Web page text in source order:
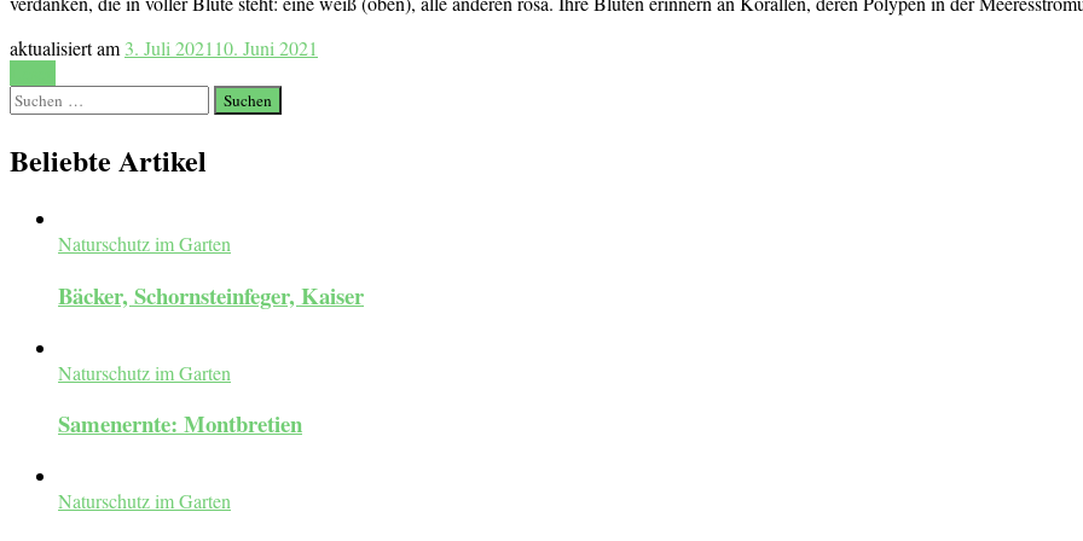
aktualisiert am3. Juli 202110. Juni 2021
Suchen
nach:
Beliebte Artikel
Naturschutz im Garten
Bäcker, Schornsteinfeger, Kaiser
Naturschutz im Garten
Samenernte: Montbretien
Naturschutz im Garten